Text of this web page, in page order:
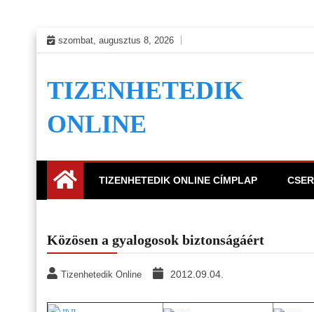
Skip
to
szombat, augusztus 8, 2026
TIZENHETEDIK
ONLINE
TIZENHETEDIK ONLINE CÍMPLAP
Közösen a gyalogosok biztonságáért
Tizenhetedik Online 2012.09.04.